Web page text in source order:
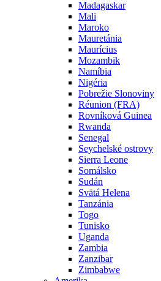
Madagaskar
Mali
Maroko
Mauretánia
Maurícius
Mozambik
Namíbia
Nigéria
Pobrežie Slonoviny
Réunion (FRA)
Rovníková Guinea
Rwanda
Senegal
Seychelské ostrovy
Sierra Leone
Somálsko
Sudán
Svätá Helena
Tanzánia
Togo
Tunisko
Uganda
Zambia
Zanzibar
Zimbabwe